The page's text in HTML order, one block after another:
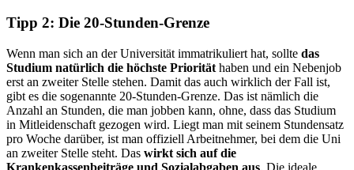
Tipp 2: Die 20-Stunden-Grenze
Wenn man sich an der Universität immatrikuliert hat, sollte das
Studium natürlich die höchste Priorität haben und ein Nebenjob
erst an zweiter Stelle stehen. Damit das auch wirklich der Fall ist,
gibt es die sogenannte 20-Stunden-Grenze. Das ist nämlich die
Anzahl an Stunden, die man jobben kann, ohne, dass das Studium
in Mitleidenschaft gezogen wird. Liegt man mit seinem Stundensatz
pro Woche darüber, ist man offiziell Arbeitnehmer, bei dem die Uni
an zweiter Stelle steht. Das wirkt sich auf die
Krankenkassenbeiträge und Sozialabgaben aus. Die ideale